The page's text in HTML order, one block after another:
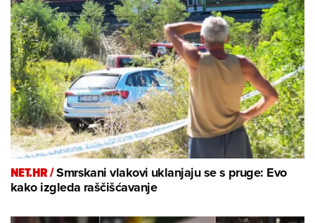
NET.HR /Smrskani vlakovi uklanjaju se s pruge: Evo
kako izgleda raščišćavanje